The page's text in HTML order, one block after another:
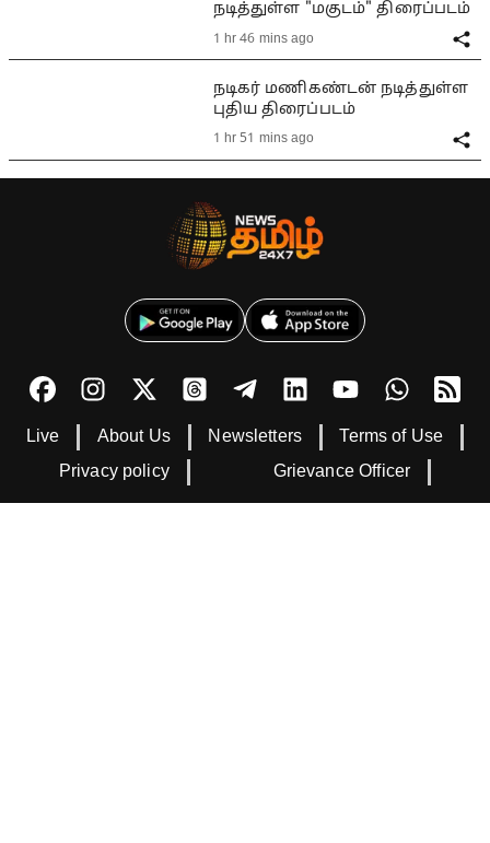
நடித்துள்ள "மகுடம்" திரைப்படம்
1 hr 46 mins ago
நடிகர் மணிகண்டன் நடித்துள்ள
புதிய திரைப்படம்
1 hr 51 mins ago
Live About Us Newsletters
Terms of Use
Privacy policy
Grievance Officer